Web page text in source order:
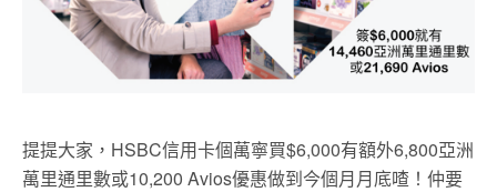
提提大家，HSBC信用卡個萬寧買$6,000有額外6,800亞洲
萬里通里數或10,200 Avios優惠做到今個月月底喳！仲要